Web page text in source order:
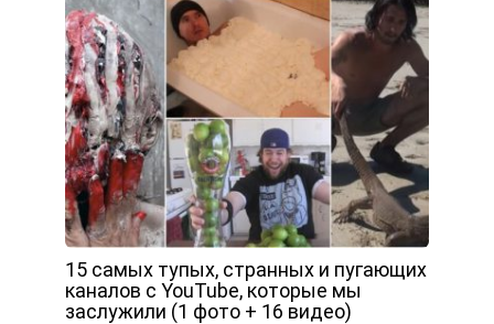
15 самых тупых, странных и пугающих
каналов с YouTube, которые мы
заслужили (1 фото + 16 видео)